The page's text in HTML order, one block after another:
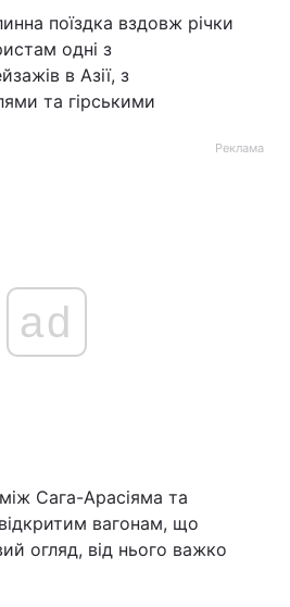
поїздка вздовж річки
одні з
в Азії, з
та гірськими
Реклама
ad
Сага-Арасіяма та
вагонам, що
огляд, від нього важко